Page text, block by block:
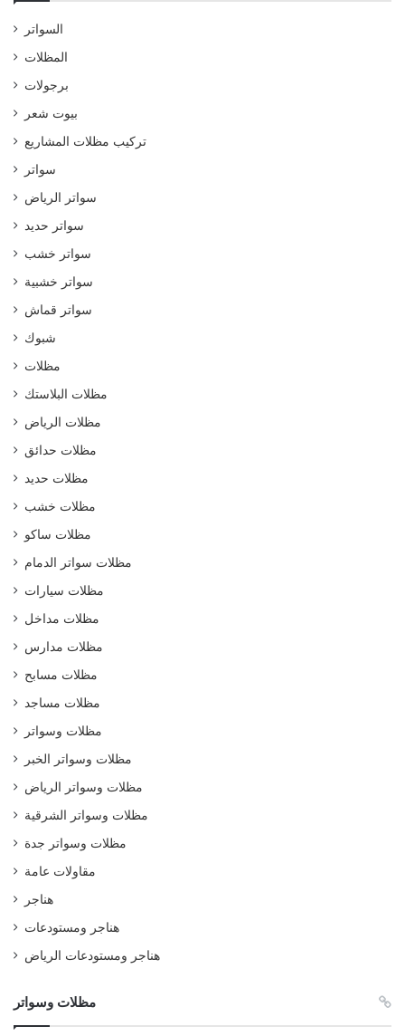
السواتر
المظلات
برجولات
بيوت شعر
تركيب مظلات المشاريع
سواتر
سواتر الرياض
سواتر حديد
سواتر خشب
سواتر خشبية
سواتر قماش
شبوك
مظلات
مظلات البلاستك
مظلات الرياض
مظلات حدائق
مظلات حديد
مظلات خشب
مظلات ساكو
مظلات سواتر الدمام
مظلات سيارات
مظلات مداخل
مظلات مدارس
مظلات مسابح
مظلات مساجد
مظلات وسواتر
مظلات وسواتر الخبر
مظلات وسواتر الرياض
مظلات وسواتر الشرقية
مظلات وسواتر جدة
مقاولات عامة
هناجر
هناجر ومستودعات
هناجر ومستودعات الرياض
مظلات وسواتر